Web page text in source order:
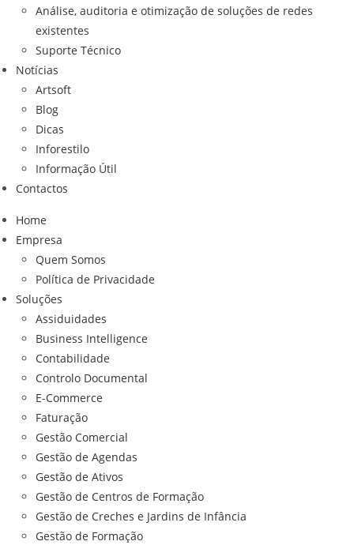
Análise, auditoria e otimização de soluções de redes
existentes
Suporte Técnico
Notícias
Artsoft
Blog
Dicas
Inforestilo
Informação Útil
Contactos
Home
Empresa
Quem Somos
Política de Privacidade
Soluções
Assiduidades
Business Intelligence
Contabilidade
Controlo Documental
E-Commerce
Faturação
Gestão Comercial
Gestão de Agendas
Gestão de Ativos
Gestão de Centros de Formação
Gestão de Creches e Jardins de Infância
Gestão de Formação